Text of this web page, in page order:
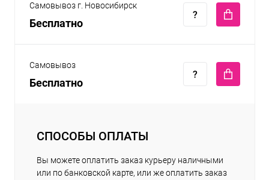
Самовывоз г. Новосибирск
Бесплатно
Самовывоз
Бесплатно
СПОСОБЫ ОПЛАТЫ
Вы можете оплатить заказ курьеру наличными
или по банковской карте, или же оплатить заказ